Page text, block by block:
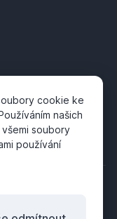
cookie ke
našich
soubory
používání